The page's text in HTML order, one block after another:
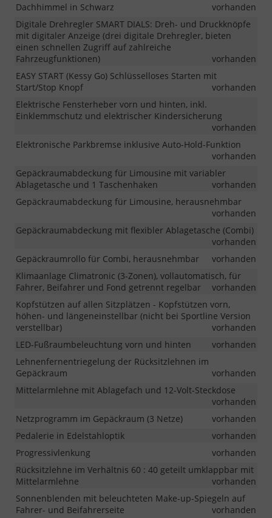
Dachhimmel in Schwarz
vorhanden
Digitale Drehregler SMART DIALS: Dreh- und Druckknöpfe
mit digitaler Anzeige (drei digitale Drehregler, bieten
einen schnellen Zugriff auf zahlreiche
Fahrzeugfunktionen)
vorhanden
EASY START (Kessy Go) Schlüsselloses Starten mit
Start/Stop Knopf
vorhanden
Elektrische Fensterheber vorn und hinten, inkl.
Einklemmschutz und elektrischer Kindersicherung
vorhanden
Elektronische Parkbremse inklusive Auto-Hold-Funktion
vorhanden
Gepäckraumabdeckung für Limousine mit variabler
Ablagetasche und 1 Taschenhaken
vorhanden
Gepäckraumabdeckung für Limousine, herausnehmbar
vorhanden
Gepäckraumabdeckung mit flexibler Ablagetasche (Combi)
vorhanden
Gepäckraumrollo für Combi, herausnehmbar
vorhanden
Klimaanlage Climatronic (3-Zonen), vollautomatisch, für
Fahrer, Beifahrer und Fond getrennt regelbar
vorhanden
Kopfstützen auf allen Sitzplätzen - Kopfstützen vorn,
höhen- und längeneinstellbar (nicht bei Sportline Version
verstellbar)
vorhanden
LED-Fußraumbeleuchtung vorn und hinten
vorhanden
Lehnenfernentriegelung der Rücksitzlehnen im
Gepäckraum
vorhanden
Mittelarmlehne mit Ablagefach und 12-Volt-Steckdose
vorhanden
Netzprogramm im Gepäckraum (3 Netze)
vorhanden
Pedalerie in Edelstahloptik
vorhanden
Progressivlenkung
vorhanden
Rücksitzlehne im Verhältnis 60 : 40 geteilt umklappbar mit
Mittelarmlehne
vorhanden
Sonnenblenden mit beleuchteten Make-up-Spiegeln auf
Fahrer- und Beifahrerseite
vorhanden